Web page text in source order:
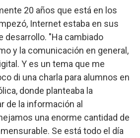
20 años que está en los
Internet estaba en sus
desarrollo. "Ha cambiado
y la comunicación en general,
Y es un tema que me
di una charla para alumnos en
donde planteaba la
de la información al
una enorme cantidad de
Se está todo el día